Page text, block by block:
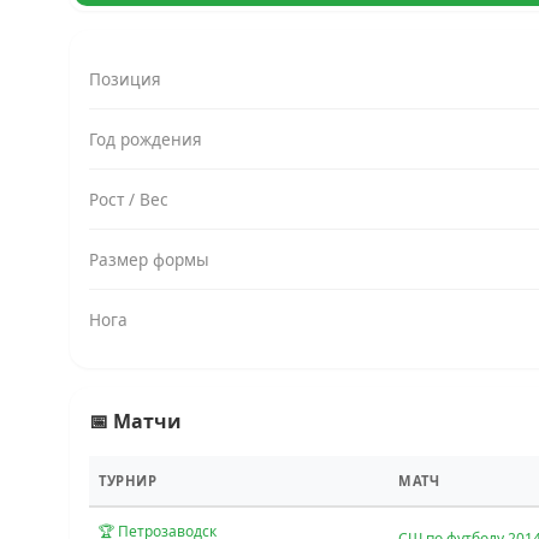
Позиция
Год рождения
Рост / Вес
Размер формы
Нога
📅 Матчи
ТУРНИР МАТЧ
🏆 Петрозаводск